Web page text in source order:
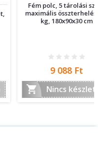
Fém polc, 5 tárolási szint,
maximális összterhelés 875
kg, 180x90x30 cm
9 088 Ft

Nincs készleten